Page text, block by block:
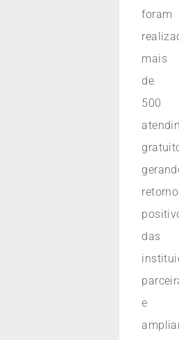
foram
mais
de
500
retorno
das
e